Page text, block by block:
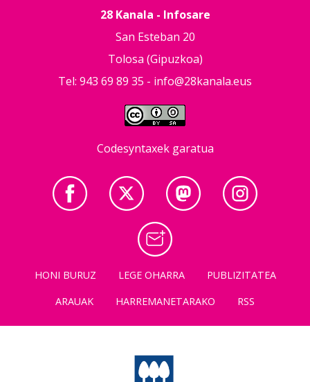
28 Kanala - Infosare
San Esteban 20
Tolosa (Gipuzkoa)
Tel: 943 69 89 35 - info@28kanala.eus
Codesyntaxek garatua
HONI BURUZ LEGE OHARRA
PUBLIZITATEA
ARAUAK
HARREMANETARAKO RSS